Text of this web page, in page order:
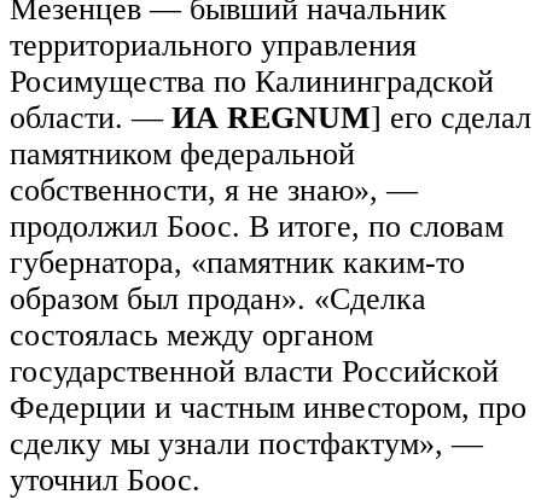
Мезенцев — бывший начальник
территориального управления
Росимущества по Калининградской
области. — ИА REGNUM] его сделал
памятником федеральной
собственности, я не знаю», —
продолжил Боос. В итоге, по словам
губернатора, «памятник каким-то
образом был продан». «Сделка
состоялась между органом
государственной власти Российской
Федерции и частным инвестором, про
сделку мы узнали постфактум», —
уточнил Боос.